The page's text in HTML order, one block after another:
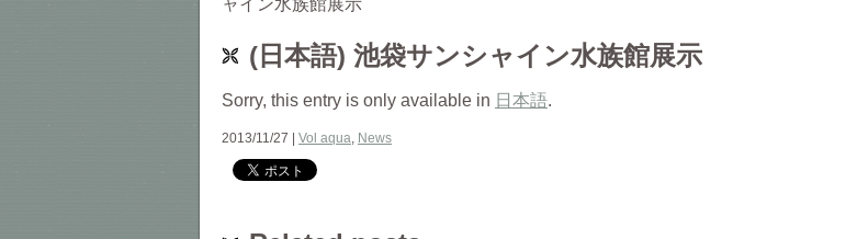
ャイン水族館展示
(日本語) 池袋サンシャイン水族館展示
Sorry, this entry is only available in 日本語.
2013/11/27 | Vol aqua, News